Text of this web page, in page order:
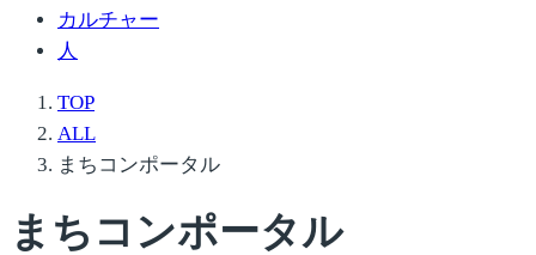
カルチャー
人
TOP
ALL
まちコンポータル
まちコンポータル